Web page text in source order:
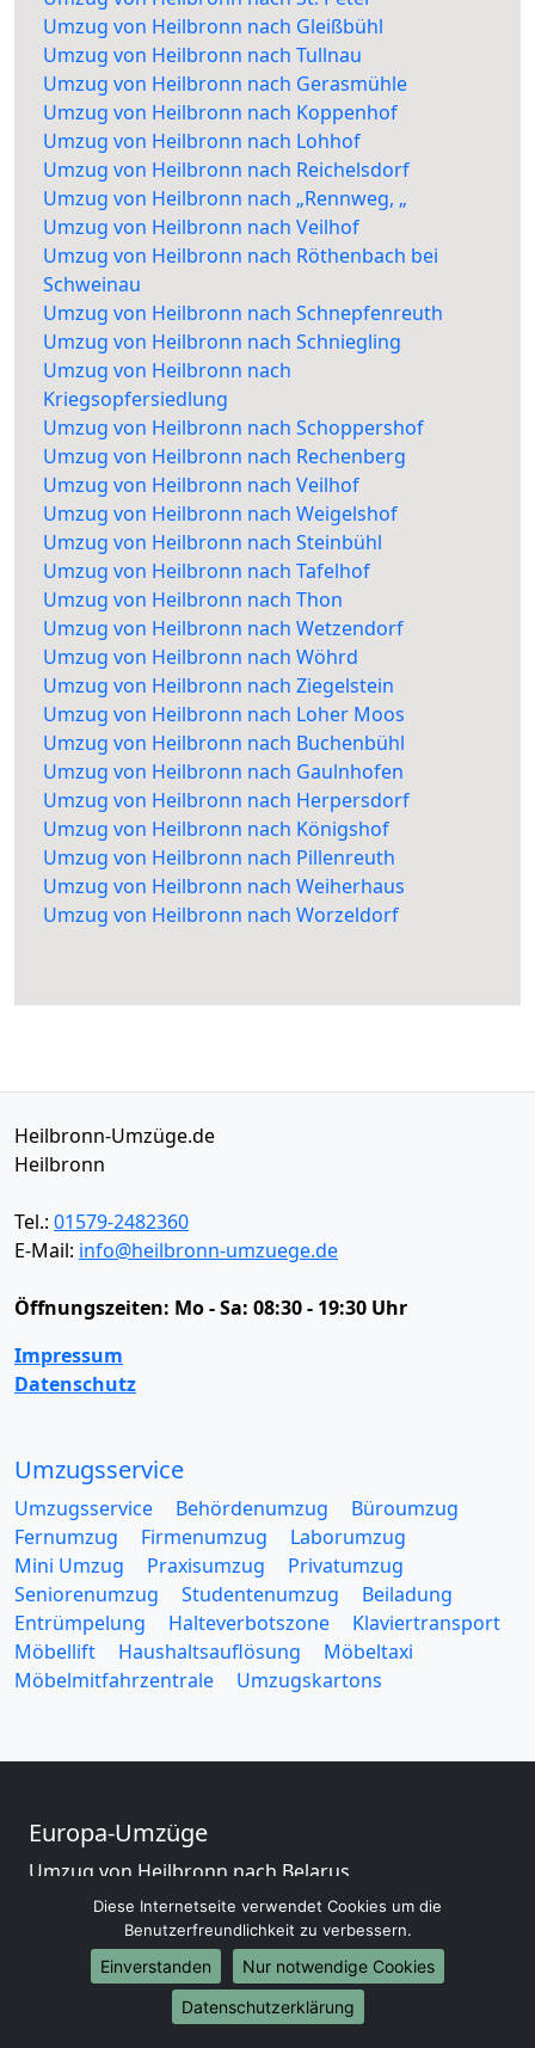
Umzug von Heilbronn nach Gleißbühl
Umzug von Heilbronn nach Tullnau
Umzug von Heilbronn nach Gerasmühle
Umzug von Heilbronn nach Koppenhof
Umzug von Heilbronn nach Lohhof
Umzug von Heilbronn nach Reichelsdorf
Umzug von Heilbronn nach „Rennweg, „
Umzug von Heilbronn nach Veilhof
Umzug von Heilbronn nach Röthenbach bei
Schweinau
Umzug von Heilbronn nach Schnepfenreuth
Umzug von Heilbronn nach Schniegling
Umzug von Heilbronn nach
Kriegsopfersiedlung
Umzug von Heilbronn nach Schoppershof
Umzug von Heilbronn nach Rechenberg
Umzug von Heilbronn nach Veilhof
Umzug von Heilbronn nach Weigelshof
Umzug von Heilbronn nach Steinbühl
Umzug von Heilbronn nach Tafelhof
Umzug von Heilbronn nach Thon
Umzug von Heilbronn nach Wetzendorf
Umzug von Heilbronn nach Wöhrd
Umzug von Heilbronn nach Ziegelstein
Umzug von Heilbronn nach Loher Moos
Umzug von Heilbronn nach Buchenbühl
Umzug von Heilbronn nach Gaulnhofen
Umzug von Heilbronn nach Herpersdorf
Umzug von Heilbronn nach Königshof
Umzug von Heilbronn nach Pillenreuth
Umzug von Heilbronn nach Weiherhaus
Umzug von Heilbronn nach Worzeldorf
Heilbronn-Umzüge.de
Heilbronn
Tel.: 01579-2482360
E-Mail: info@heilbronn-umzuege.de
Öffnungszeiten: Mo - Sa: 08:30 - 19:30 Uhr
Impressum
Datenschutz
Umzugsservice
Umzugsservice Behördenumzug
Büroumzug
Fernumzug
Firmenumzug
Laborumzug
Mini Umzug
Praxisumzug
Privatumzug
Seniorenumzug
Studentenumzug
Beiladung
Entrümpelung
Halteverbotszone
Klaviertransport
Möbellift
Haushaltsauflösung
Möbeltaxi
Möbelmitfahrzentrale
Umzugskartons
Europa-Umzüge
Umzug von Heilbronn nach Belarus
Umzug von Heilbronn nach Belgien
Umzug von Heilbronn nach Bulgarien
Umzug von Heilbronn nach Dänemark
Umzug von Heilbronn nach England
Umzug von Heilbronn nach Portugal
Diese Internetseite verwendet Cookies um die
Benutzerfreundlichkeit zu verbessern.
Einverstanden
Nur notwendige Cookies
Datenschutzerklärung